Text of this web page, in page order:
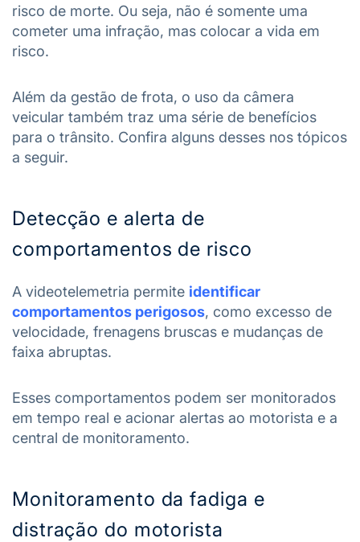
risco de morte. Ou seja, não é somente uma
cometer uma infração, mas colocar a vida em
risco.
Além da gestão de frota, o uso da câmera
veicular também traz uma série de benefícios
para o trânsito. Confira alguns desses nos tópicos
a seguir.
Detecção e alerta de
comportamentos de risco
A videotelemetria permite identificar
comportamentos perigosos, como excesso de
velocidade, frenagens bruscas e mudanças de
faixa abruptas.
Esses comportamentos podem ser monitorados
em tempo real e acionar alertas ao motorista e a
central de monitoramento.
Monitoramento da fadiga e
distração do motorista